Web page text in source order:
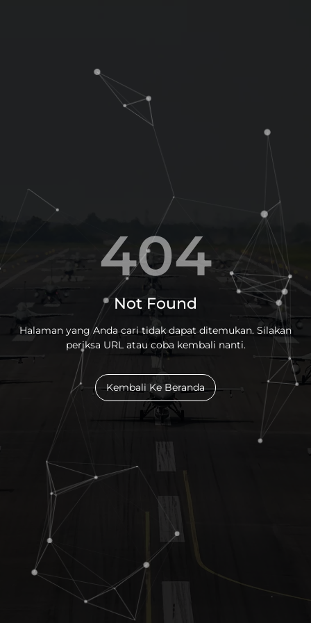
404
Not Found
Halaman yang Anda cari tidak dapat ditemukan. Silakan
periksa URL atau coba kembali nanti.
Kembali Ke Beranda